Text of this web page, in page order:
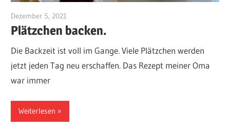
Dezember 5, 2021
Plätzchen backen.
Die Backzeit ist voll im Gange. Viele Plätzchen werden
jetzt jeden Tag neu erschaffen. Das Rezept meiner Oma
war immer
Weiterlesen